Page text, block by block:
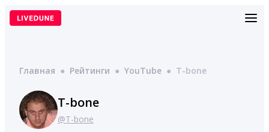
Перейти
Главная ● Рейтинги ● YouTube ● T-bone
T-bone
@T-bone